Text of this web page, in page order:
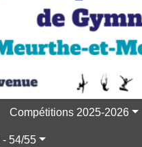
Compétitions 2025-2026
- 54/55